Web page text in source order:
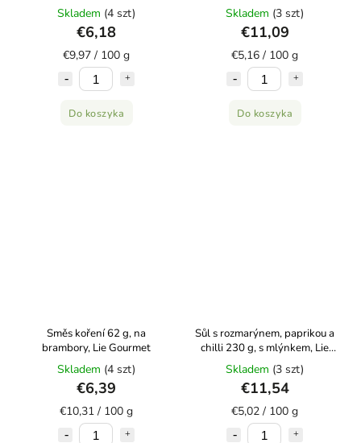
Skladem (4 szt)
€6,18
€9,97 / 100 g
Do koszyka
Skladem (3 szt)
€11,09
€5,16 / 100 g
Do koszyka
Směs koření 62 g, na
brambory, Lie Gourmet
Skladem (4 szt)
€6,39
€10,31 / 100 g
Sůl s rozmarýnem, paprikou a
chilli 230 g, s mlýnkem, Lie
Gourmet
Skladem (3 szt)
€11,54
€5,02 / 100 g